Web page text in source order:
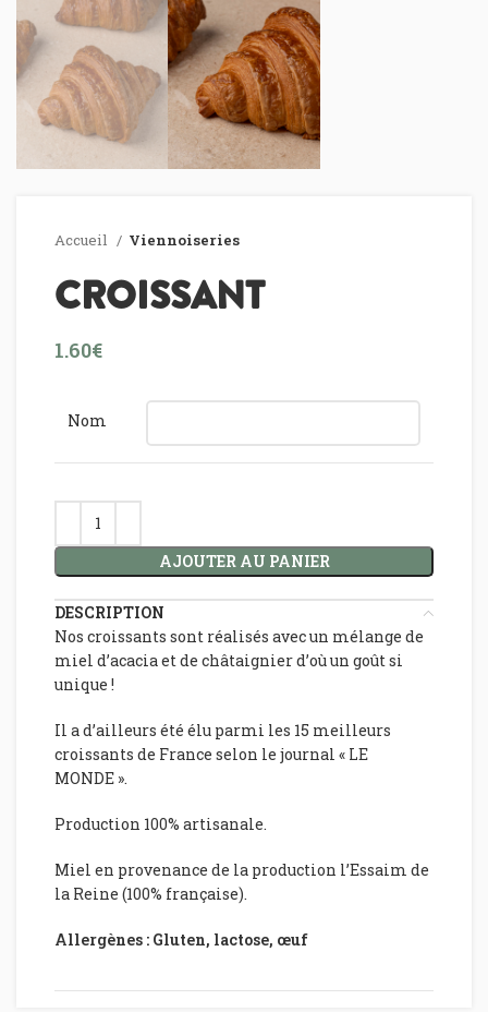
Accueil Viennoiseries
CROISSANT
€
Nom
AJOUTER AU PANIER
DESCRIPTION
Nos croissants sont réalisés avec un mélange de
miel d’acacia et de châtaignier d’où un goût si
unique !
Il a d’ailleurs été élu parmi les 15 meilleurs
croissants de France selon le journal « LE
MONDE ».
Production 100% artisanale.
Miel en provenance de la production l’Essaim de
la Reine (100% française).
Allergènes : Gluten, lactose, œuf